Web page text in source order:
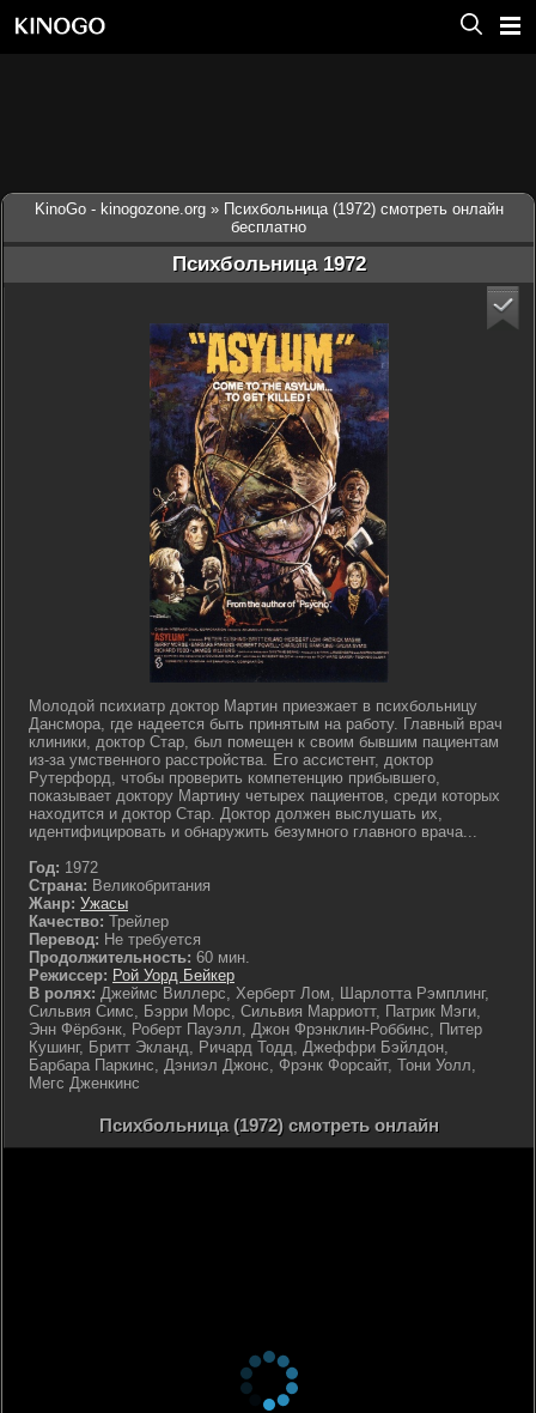
KinoGo - kinogozone.org » Психбольница (1972) смотреть онлайн
бесплатно
Психбольница 1972
Молодой психиатр доктор Мартин приезжает в психбольницу
Дансмора, где надеется быть принятым на работу. Главный врач
клиники, доктор Стар, был помещен к своим бывшим пациентам
из-за умственного расстройства. Его ассистент, доктор
Рутерфорд, чтобы проверить компетенцию прибывшего,
показывает доктору Мартину четырех пациентов, среди которых
находится и доктор Стар. Доктор должен выслушать их,
идентифицировать и обнаружить безумного главного врача...
Год: 1972
Страна: Великобритания
Жанр: Ужасы
Качество: Трейлер
Перевод: Не требуется
Продолжительность: 60 мин.
Режиссер: Рой Уорд Бейкер
В ролях: Джеймс Виллерс, Херберт Лом, Шарлотта Рэмплинг,
Сильвия Симс, Бэрри Морс, Сильвия Марриотт, Патрик Мэги,
Энн Фёрбэнк, Роберт Пауэлл, Джон Фрэнклин-Роббинс, Питер
Кушинг, Бритт Экланд, Ричард Тодд, Джеффри Бэйлдон,
Барбара Паркинс, Дэниэл Джонс, Фрэнк Форсайт, Тони Уолл,
Мегс Дженкинс
Психбольница (1972) смотреть онлайн